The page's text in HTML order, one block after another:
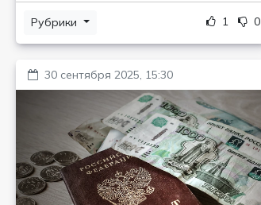
Рубрики 1 0
30 сентября 2025, 15:30